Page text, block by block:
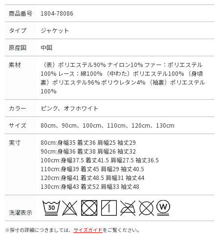
商品番号 1804-78086
タイプ ジャケット
原産国 中国
素材
（表）ポリエステル90% ナイロン10% ファー：ポリエステル
100% レース：綿100% （中わた）ポリエステル100% （身頃
裏）ポリエステル96% ポリウレタン4% （袖裏）ポリエステル
100%
カラー ピンク、オフホワイト
サイズ 80cm、90cm、100cm、110cm、120cm、130cm
実寸
80cm:身幅35 着丈36 肩幅25 袖丈29
90cm:身幅36 着丈38 肩幅26 袖丈32
100cm:身幅37.5 着丈41.5 肩幅27.5 袖丈36.5
110cm:身幅39 着丈45 肩幅29 袖丈40.5
120cm:身幅41 着丈48.5 肩幅31 袖丈44
130cm:身幅43 着丈52 肩幅33 袖丈48
洗濯表示
※採寸の詳細につきましては、 サイズガイドをご覧ください。